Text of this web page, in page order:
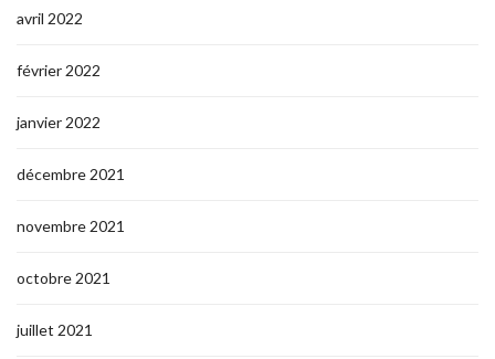
avril 2022
février 2022
janvier 2022
décembre 2021
novembre 2021
octobre 2021
juillet 2021